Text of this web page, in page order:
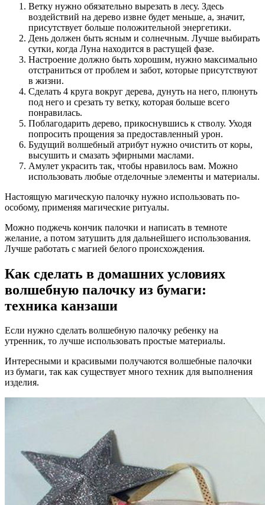
Ветку нужно обязательно вырезать в лесу. Здесь
воздействий на дерево извне будет меньше, а, значит,
присутствует больше положительной энергетики.
День должен быть ясным и солнечным. Лучше выбирать
сутки, когда Луна находится в растущей фазе.
Настроение должно быть хорошим, нужно максимально
отстраниться от проблем и забот, которые присутствуют
в жизни.
Сделать 4 круга вокруг дерева, дунуть на него, плюнуть
под него и срезать ту ветку, которая больше всего
понравилась.
Поблагодарить дерево, прикоснувшись к стволу. Уходя
попросить прощения за предоставленный урон.
Будущий волшебный атрибут нужно очистить от коры,
высушить и смазать эфирными маслами.
Амулет украсить так, чтобы нравилось вам. Можно
использовать любые отделочные элементы и материалы.
Настоящую магическую палочку нужно использовать по-
особому, применяя магические ритуалы.
Можно поджечь кончик палочки и написать в темноте
желание, а потом затушить для дальнейшего использования.
Лучше работать с магией белого происхождения.
Как сделать в домашних условиях
волшебную палочку из бумаги:
техника канзаши
Если нужно сделать волшебную палочку ребенку на
утренник, то лучше использовать простые материалы.
Интересными и красивыми получаются волшебные палочки
из бумаги, так как существует много техник для выполнения
изделия.